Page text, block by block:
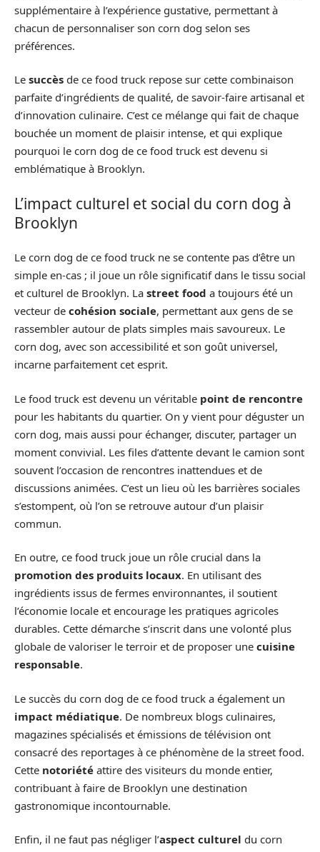
supplémentaire à l’expérience gustative, permettant à
chacun de personnaliser son corn dog selon ses
préférences.
Le succès de ce food truck repose sur cette combinaison
parfaite d’ingrédients de qualité, de savoir-faire artisanal et
d’innovation culinaire. C’est ce mélange qui fait de chaque
bouchée un moment de plaisir intense, et qui explique
pourquoi le corn dog de ce food truck est devenu si
emblématique à Brooklyn.
L’impact culturel et social du corn dog à
Brooklyn
Le corn dog de ce food truck ne se contente pas d’être un
simple en-cas ; il joue un rôle significatif dans le tissu social
et culturel de Brooklyn. La street food a toujours été un
vecteur de cohésion sociale, permettant aux gens de se
rassembler autour de plats simples mais savoureux. Le
corn dog, avec son accessibilité et son goût universel,
incarne parfaitement cet esprit.
Le food truck est devenu un véritable point de rencontre
pour les habitants du quartier. On y vient pour déguster un
corn dog, mais aussi pour échanger, discuter, partager un
moment convivial. Les files d’attente devant le camion sont
souvent l’occasion de rencontres inattendues et de
discussions animées. C’est un lieu où les barrières sociales
s’estompent, où l’on se retrouve autour d’un plaisir
commun.
En outre, ce food truck joue un rôle crucial dans la
promotion des produits locaux. En utilisant des
ingrédients issus de fermes environnantes, il soutient
l’économie locale et encourage les pratiques agricoles
durables. Cette démarche s’inscrit dans une volonté plus
globale de valoriser le terroir et de proposer une cuisine
responsable.
Le succès du corn dog de ce food truck a également un
impact médiatique. De nombreux blogs culinaires,
magazines spécialisés et émissions de télévision ont
consacré des reportages à ce phénomène de la street food.
Cette notoriété attire des visiteurs du monde entier,
contribuant à faire de Brooklyn une destination
gastronomique incontournable.
Enfin, il ne faut pas négliger l’aspect culturel du corn